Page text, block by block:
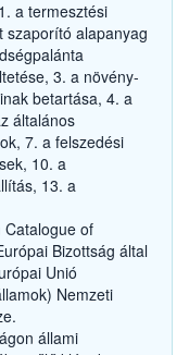
a termesztési
szaporító alapanyag
3. a növény-
betartása, 4. a
általános
7. a felszedési
10. a
13. a
Catalogue of
Bizottság által
Unió
Nemzeti
állami